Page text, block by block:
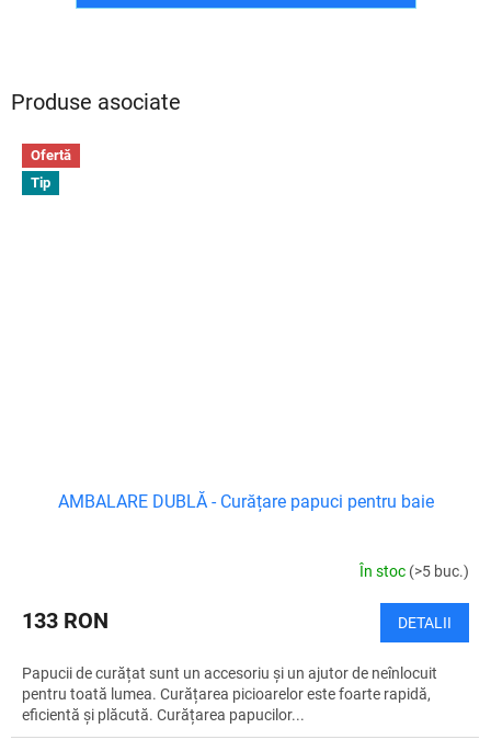
Produse asociate
Ofertă
Tip
AMBALARE DUBLĂ - Curățare papuci pentru baie
În stoc (>5 buc.)
133 RON DETALII
Papucii de curățat sunt un accesoriu și un ajutor de neînlocuit
pentru toată lumea. Curățarea picioarelor este foarte rapidă,
eficientă și plăcută. Curățarea papucilor...